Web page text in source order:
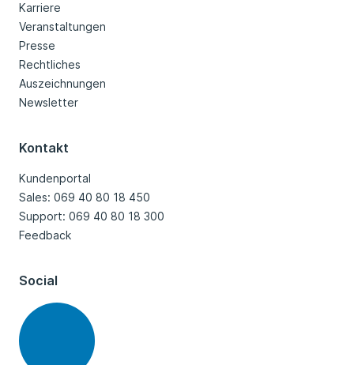
Karriere
Veranstaltungen
Presse
Rechtliches
Auszeichnungen
Newsletter
Kontakt
Kundenportal
Sales: 069 40 80 18 450
Support: 069 40 80 18 300
Feedback
Social